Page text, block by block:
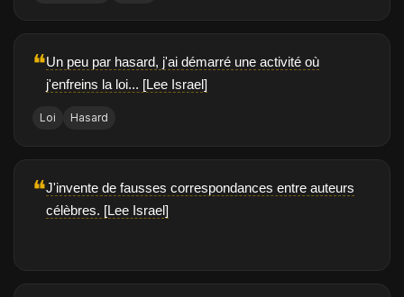
❝Un peu par hasard, j'ai démarré une activité où
j'enfreins la loi... [Lee Israel]
Loi Hasard
❝J'invente de fausses correspondances entre auteurs
célèbres. [Lee Israel]